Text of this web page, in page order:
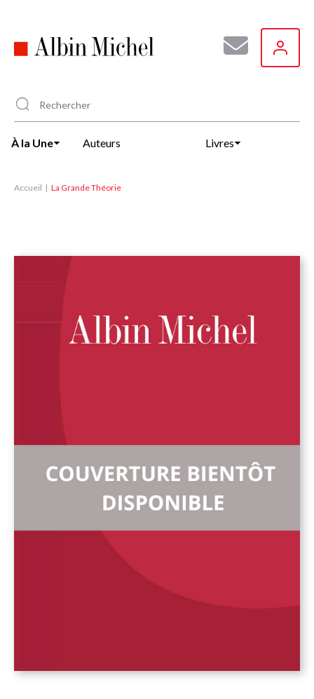
principal
À la Une Auteurs Livres
Accueil La Grande Théorie